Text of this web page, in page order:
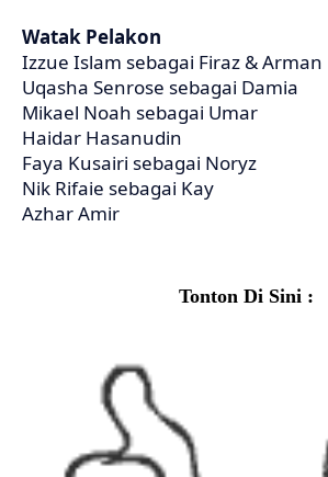
Watak Pelakon
Izzue Islam sebagai Firaz & Arman
Uqasha Senrose sebagai Damia
Mikael Noah sebagai Umar
Haidar Hasanudin
Faya Kusairi sebagai Noryz
Nik Rifaie sebagai Kay
Azhar Amir
Tonton Di Sini :